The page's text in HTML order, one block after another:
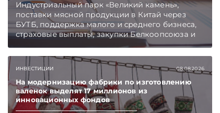
Индустриальный парк «Великий камень»,
поставки мясной продукции в Китай через
БУТБ, поддержка малого и среднего бизнеса,
страховые выплаты, закупки Белкоопсоюза и
рост продаж новых автомобилей.
Подписывайтесь на Telegram‑канал и Viber.
Главное об экономике Беларуси — раньше,
чем в новостях TelegramViber
ИНВЕСТИЦИИ 08.08.2026
На модернизацию фабрики по изготовлению
валенок выделят 17 миллионов из
инновационных фондов